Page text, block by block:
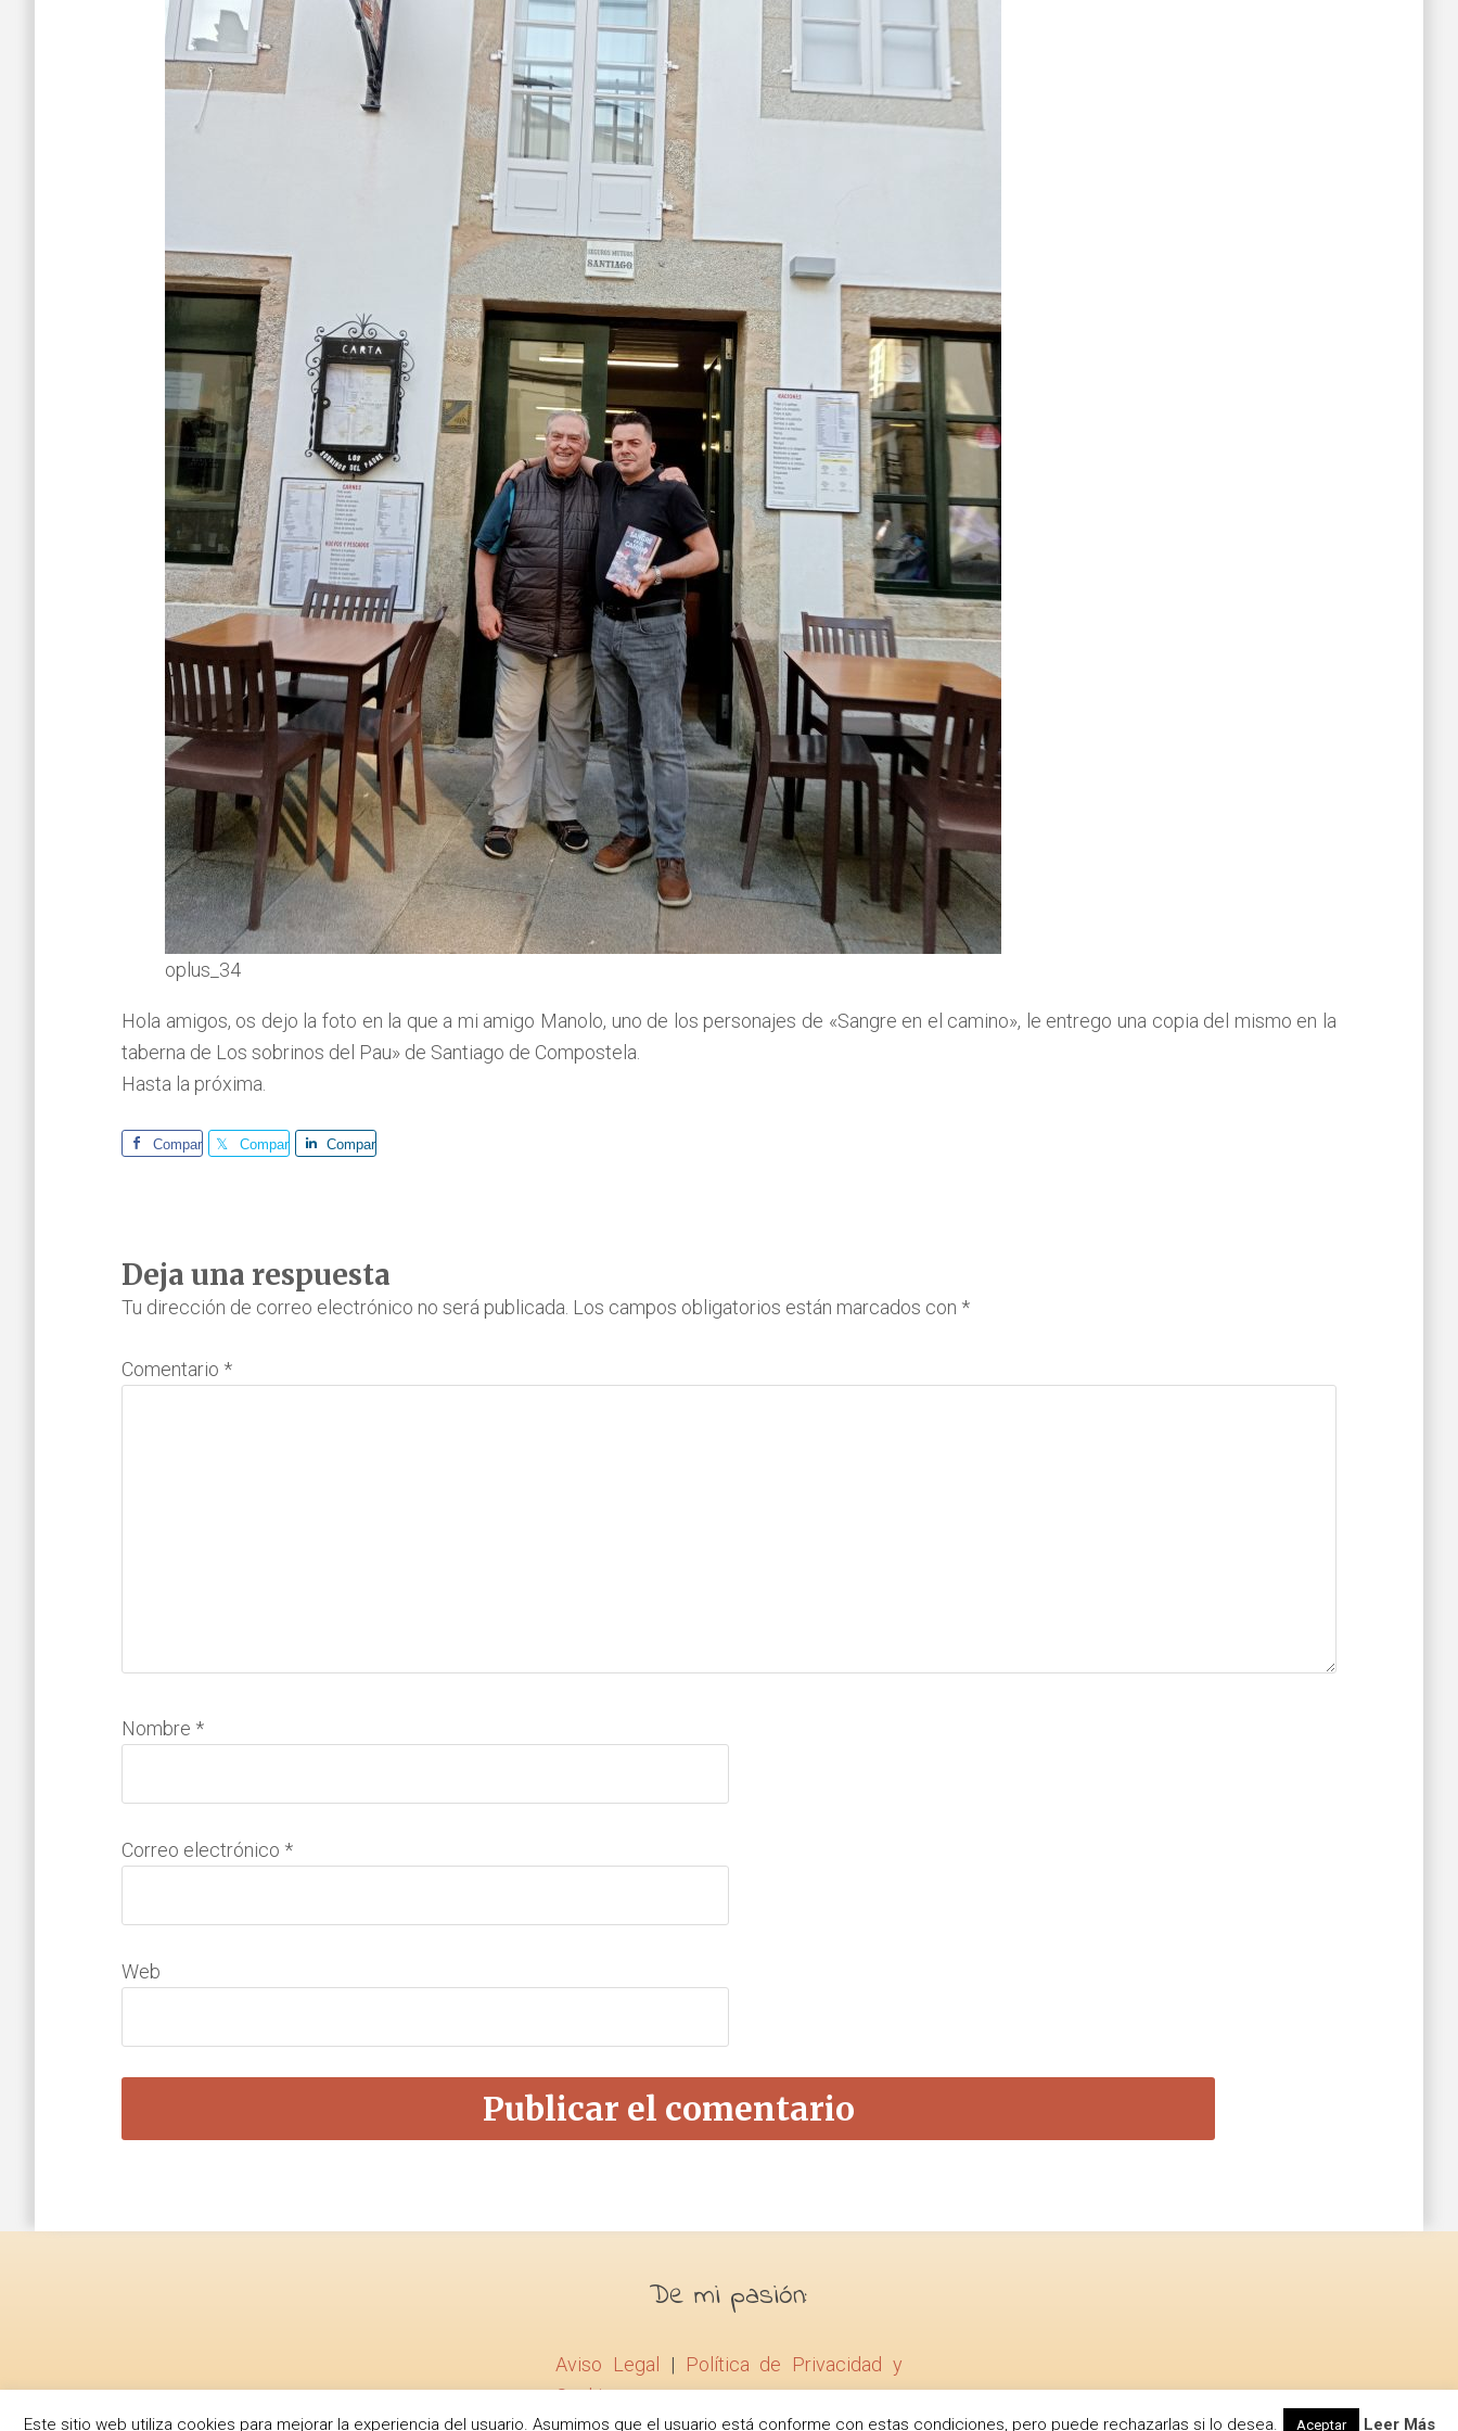
oplus_34
Hola amigos, os dejo la foto en la que a mi amigo Manolo, uno de los personajes de «Sangre en el camino», le entrego una copia del mismo en la
taberna de Los sobrinos del Pau» de Santiago de Compostela.
Hasta la próxima.
Comparte Comparte Comparte
Interacciones
lectores
Deja una respuesta
Tu dirección de correo electrónico no será publicada. Los campos obligatorios están marcados con *
Comentario *
Nombre *
Correo electrónico *
Web
De mi pasión:
Aviso Legal |
Política de Privacidad y
Cookies
Este sitio web utiliza cookies para mejorar la experiencia del usuario. Asumimos que el usuario está conforme con estas condiciones, pero puede rechazarlas si lo desea. Aceptar Leer Más